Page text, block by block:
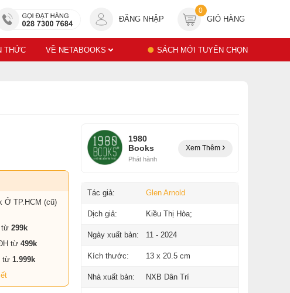
ĐĂNG NHẬP
0
GIỎ HÀNG
THỨC VỀ NETABOOKS SÁCH MỚI TUYỂN CHỌN
Ở TP.HCM (cũ)
từ 299k
từ 499k
từ 1.999k
1980
Books
Phát hành
Xem Thêm
Tác giả: Glen Arnold
Dịch giả: Kiều Thị Hòa;
Ngày xuất bản: 11 - 2024
Kích thước: 13 x 20.5 cm
Nhà xuất bản: NXB Dân Trí